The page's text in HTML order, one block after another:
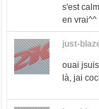
s'est
en vrai^^
just-
ouai
là, jai